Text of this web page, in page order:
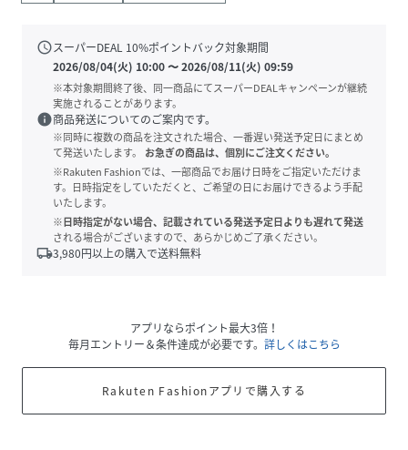
scheduleスーパーDEAL 10%ポイントバック対象期間
2026/08/04(火) 10:00〜2026/08/11(火) 09:59
※本対象期間終了後、同一商品にてスーパーDEALキャンペーンが継続
実施されることがあります。
info商品発送についてのご案内です。
※同時に複数の商品を注文された場合、一番遅い発送予定日にまとめ
て発送いたします。
お急ぎの商品は、個別にご注文ください。
※Rakuten Fashionでは、一部商品でお届け日時をご指定いただけま
す。日時指定をしていただくと、ご希望の日にお届けできるよう手配
いたします。
※日時指定がない場合、記載されている発送予定日よりも遅れて発送
される場合がございますので、あらかじめご了承ください。
local_shipping3,980円以上の購入で送料無料
アプリならポイント最大3倍！
毎月エントリー＆条件達成が必要です。 詳しくはこちら
Rakuten Fashionアプリで購入する